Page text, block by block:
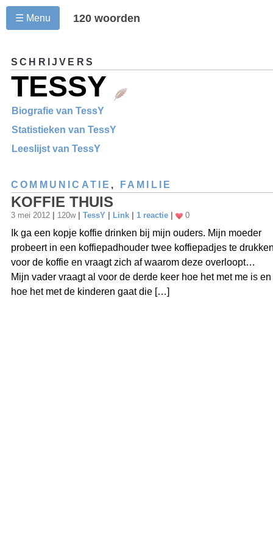
☰ Menu 120 woorden
SCHRIJVERS
TESSY
Biografie van TessY
Statistieken van TessY
Leeslijst van TessY
COMMUNICATIE , FAMILIE
KOFFIE THUIS
3 mei 2012 120w TessY Link 1 reactie 0
Ik ga een kopje koffie drinken bij mijn ouders. Mijn moeder
probeert in een koffiepadhouder twee koffiepadjes te
voor de koffie en vraagt zich af waarom deze overloopt…
Mijn vader vraagt al voor de derde keer hoe het met me is en
hoe het met de kinderen gaat die […]